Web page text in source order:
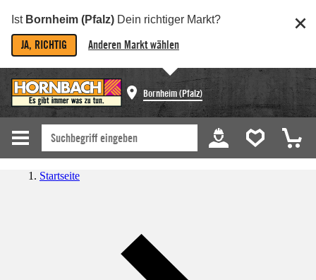
Ist Bornheim (Pfalz) Dein richtiger Markt?
JA, RICHTIG Anderen Markt wählen
Bornheim (Pfalz)
Startseite